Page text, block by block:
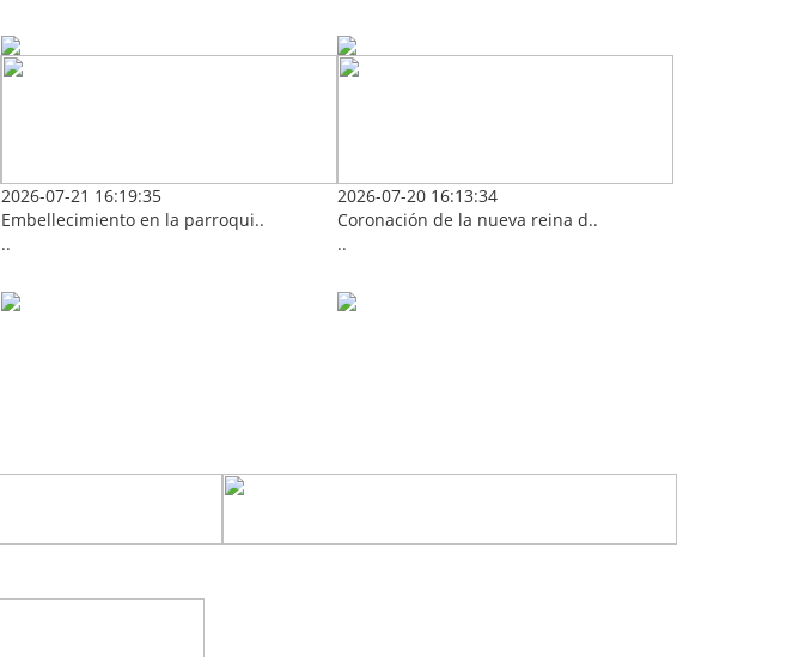
2026-07-21 16:19:35
Embellecimiento en la parroqui..
..
2026-07-20 16:13:34
Coronación de la nueva reina d..
..